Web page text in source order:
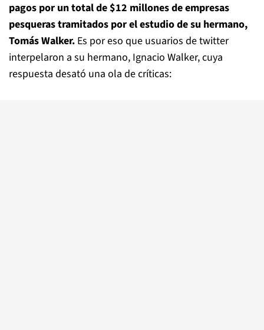
pagos por un total de $12 millones de empresas
pesqueras tramitados por el estudio de su hermano,
Tomás Walker. Es por eso que usuarios de twitter
interpelaron a su hermano, Ignacio Walker, cuya
respuesta desató una ola de críticas: